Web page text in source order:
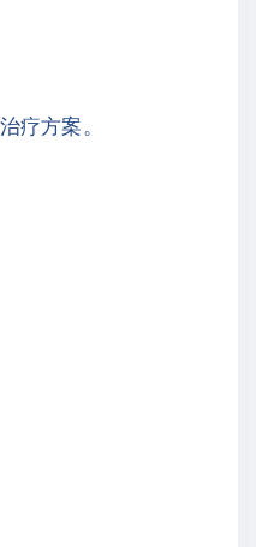
疗方案。